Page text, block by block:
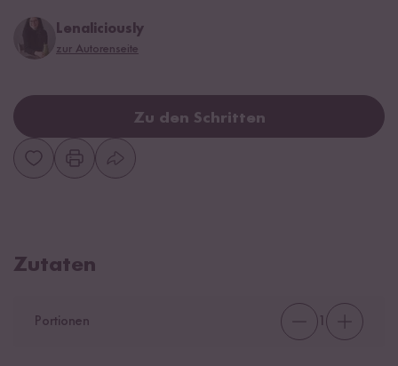
Lenaliciously
zur Autorenseite
Zu den Schritten
Zutaten
Portionen